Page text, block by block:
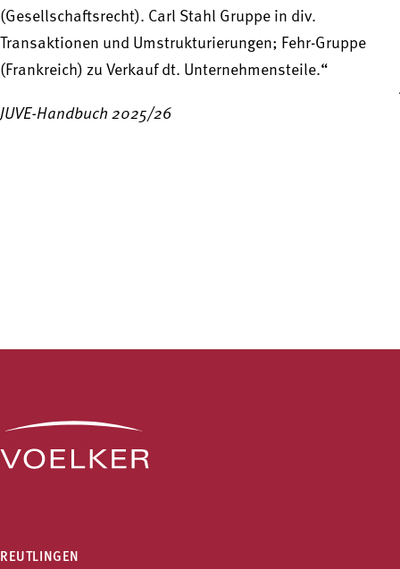
(Gesellschaftsrecht). Carl Stahl Gruppe in div.
Transaktionen und Umstrukturierungen; Fehr-Gruppe
(Frankreich) zu Verkauf dt. Unternehmensteile.“
JUVE-Handbuch 2025/26
REUTLINGEN